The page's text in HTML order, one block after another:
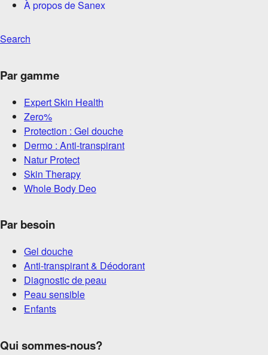
À propos de Sanex
Search
Par gamme
Expert Skin Health
Zero%
Protection : Gel douche
Dermo : Anti-transpirant
Natur Protect
Skin Therapy
Whole Body Deo
Par besoin
Gel douche
Anti-transpirant & Déodorant
Diagnostic de peau
Peau sensible
Enfants
Qui sommes-nous?